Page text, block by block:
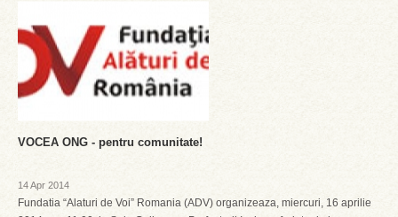
VOCEA ONG - pentru comunitate!
14 Apr 2014
Fundatia “Alaturi de Voi” Romania (ADV) organizeaza, miercuri, 16 aprilie